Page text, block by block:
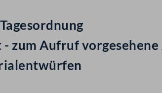
zum Aufruf